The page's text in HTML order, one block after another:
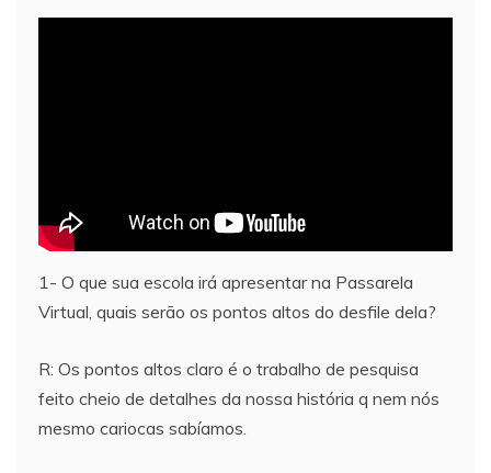
1- O que sua escola irá apresentar na Passarela
Virtual, quais serão os pontos altos do desfile dela?
R: Os pontos altos claro é o trabalho de pesquisa
feito cheio de detalhes da nossa história q nem nós
mesmo cariocas sabíamos.